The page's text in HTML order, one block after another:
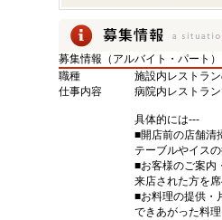
募集情報（アルバイト・パート）
職種
施設内レストラ
仕事内容
病院内レストラ
具体的には---
■開店前の店舗清
テーブルやイス
■お客様のご案内
来店された方を
■お料理の提供・
できあがった料